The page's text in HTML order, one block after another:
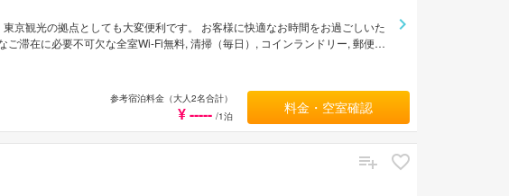
京観光の拠点としても大変便利です。 お客様に快適なお時間をお過ごしいた
滞在に必要不可欠な全室Wi-Fi無料, 清掃（毎日）, コインランドリー, 郵便サ
な姿勢でホテルルートインGrand浅草橋のスタッフがお客様のリクエストに応
参考宿泊料金（大人2名合計）
¥ ----- /1泊 料金・空室確認